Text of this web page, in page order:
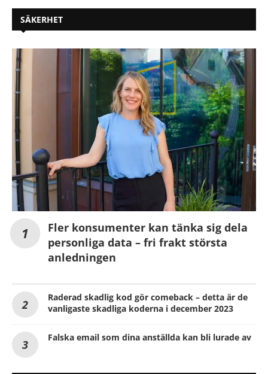
SÄKERHET
Fler konsumenter kan tänka sig dela
personliga data – fri frakt största
anledningen
Raderad skadlig kod gör comeback – detta är de
vanligaste skadliga koderna i december 2023
Falska email som dina anställda kan bli lurade av